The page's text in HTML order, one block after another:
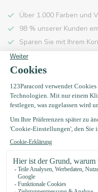
Über 1.000 Farben und
98 % unserer Kunden
Sparen Sie mit Ihrem
Kostenlose Lieferung
Eigenschaften
Zuletzt